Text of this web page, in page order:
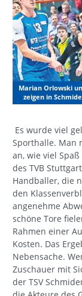
Marian Orlowski
zeigen in
Es wurde viel
Sporthalle. Man
an, wie viel
des TVB
Handballer, die
den
angenehme
schöne Tore
Rahmen einer
Kosten. Das
Nebensache.
Zuschauer mit
der TSV